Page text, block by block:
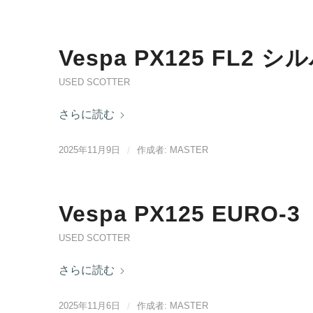
Vespa PX125 FL2 シル
USED SCOTTER
さらに読む
2025年11月9日 / 作成者: MASTER
Vespa PX125 EURO-3
USED SCOTTER
さらに読む
2025年11月6日 / 作成者: MASTER